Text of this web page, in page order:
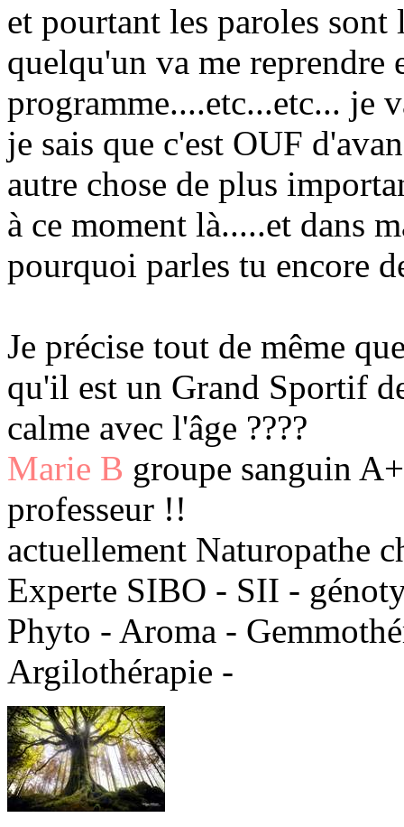
et pourtant les paroles
quelqu'un va me reprendre
programme....etc...etc... je
je sais que c'est OUF
autre chose de plus
à ce moment là.....et dans
pourquoi parles tu encore
Je précise tout de même
qu'il est un Grand Sportif
calme avec l'âge ????
Marie B groupe sanguin
professeur !!
actuellement Naturopathe
Experte SIBO - SII -
Phyto - Aroma -
Argilothérapie -